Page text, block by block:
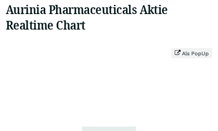
Aurinia Pharmaceuticals Aktie
Realtime Chart
Als PopUp